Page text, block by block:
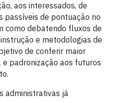
aos interessados, de
de pontuação no
como debatendo fluxos de
e metodologias de
de conferir maior
e padronização aos futuros
administrativas já